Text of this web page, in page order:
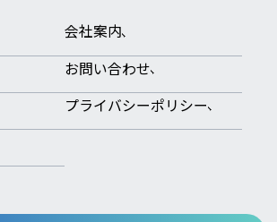
会社案内
お問い合わせ
プライバシーポリシー